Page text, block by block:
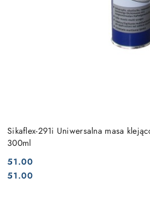
Sikaflex-291i Uniwersalna masa
300ml
Cena:
51.00
Cena:
51.00